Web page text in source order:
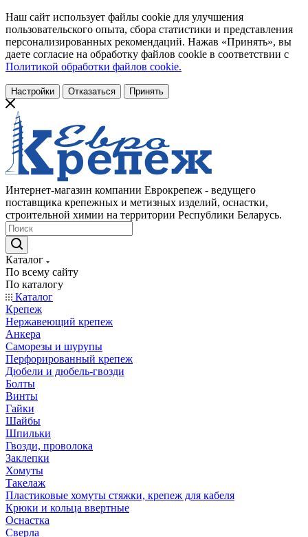
Наш сайт использует файлы cookie для улучшения
пользовательского опыта, сбора статистики и представления
персонализированных рекомендаций. Нажав «Принять», вы
даете согласие на обработку файлов cookie в соответствии с
Политикой обработки файлов cookie.
Настройки Отказаться Принять
Интернет-магазин компании Еврокрепеж - ведущего
поставщика крепежных и метизных изделий, оснастки,
строительной химии на территории Республики Беларусь.
Каталог
По всему сайту
По каталогу
Каталог
Крепеж
Нержавеющий крепеж
Анкера
Саморезы и шурупы
Перфорированный крепеж
Дюбели и дюбель-гвозди
Болты
Винты
Гайки
Шайбы
Шпильки
Гвозди, проволока
Заклепки
Хомуты
Такелаж
Пластиковые хомуты стяжки, крепеж для кабеля
Крюки и кольца ввертные
Оснастка
Сверла